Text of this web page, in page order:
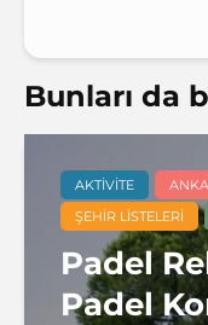
Bunları da
AKTIVITE
ŞEHIR LISTELERI
Padel
Padel